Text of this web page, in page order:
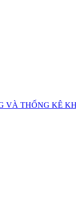
VÀ THỐNG KÊ